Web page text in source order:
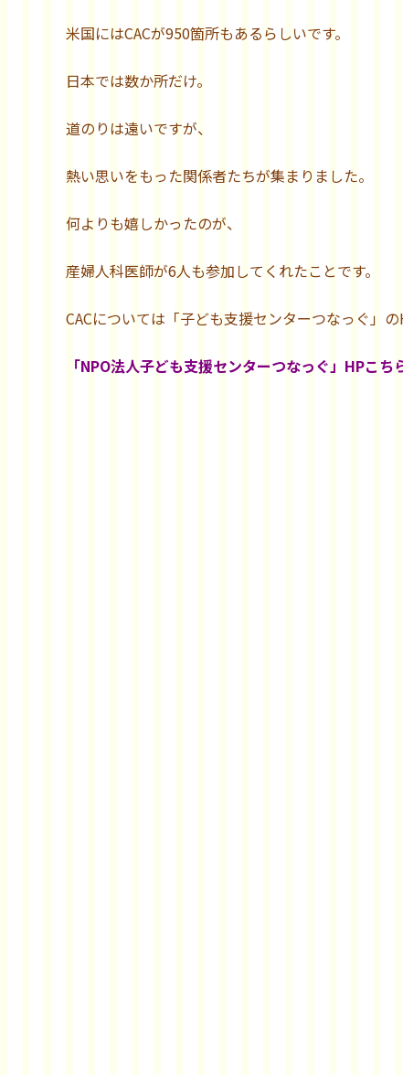
米国にはCACが950箇所もあるらしいです。
日本では数か所だけ。
道のりは遠いですが、
熱い思いをもった関係者たちが集まりました。
何よりも嬉しかったのが、
産婦人科医師が6人も参加してくれたことです。
CACについては「子ども支援センターつなっぐ」の
「NPO法人子ども支援センターつなっぐ」HPこち